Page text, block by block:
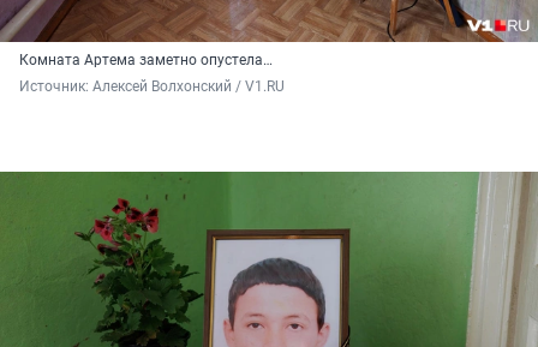
Комната Артема заметно опустела…
Источник: Алексей Волхонский / V1.RU